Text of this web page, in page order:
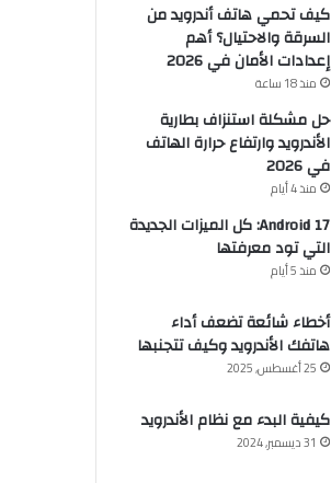
كيف تحمي هاتف أندرويد من
السرقة والاحتيال؟ أهم
إعدادات الأمان في 2026
منذ 18 ساعة
حل مشكلة استنزاف بطارية
الأندرويد وارتفاع حرارة الهاتف
في 2026
منذ 4 أيام
Android 17: كل الميزات الجديدة
التي تود معرفتها
منذ 5 أيام
أخطاء شائعة تضعف أداء
هاتفك الأندرويد وكيف تتجنبها
25 أغسطس, 2025
كيفية البدء مع نظام الأندرويد
31 ديسمبر, 2024